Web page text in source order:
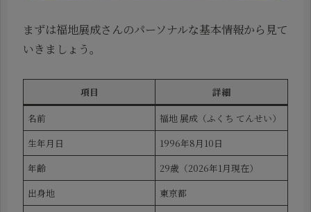
まずは福地展成さんのパーソナルな基本情報から見て
いきましょう。
項目
詳細
名前
福地 展成（ふくち てんせい）
生年月日
1996年8月10日
年齢
29歳（2026年1月現在）
出身地
東京都